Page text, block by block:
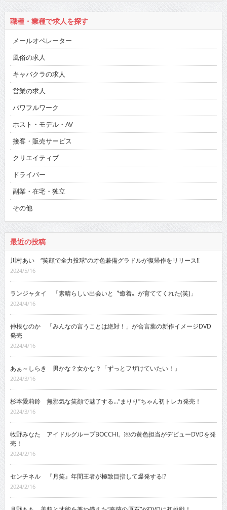
職種・業種で求人を探す
メールオペレーター
風俗の求人
キャバクラの求人
営業の求人
パワフルワーク
ホスト・モデル・AV
接客・販売サービス
クリエイティブ
ドライバー
副業・在宅・独立
その他
最近の投稿
川村あい “笑顔で全力投球”の才色兼備グラドルが復帰作をリリース!!
2024/5/16
ランジャタイ 「素晴らしい出会いと〝癒着〟が育ててくれた(笑)」
2024/4/16
仲根なのか 「みんなの言うことは絶対！」が合言葉の新作イメージDVD
発売
2024/4/16
あぁ～しらき 男かな？女かな？「ずっとフザけていたい！」
2024/3/16
杉本愛莉鈴 無邪気な笑顔で魅了する…“まりり”ちゃん初トレカ発売！
2024/3/16
牧野みなた アイドルグループBOCCHI。￼の黄色担当がデビューDVDを発
売！
2024/2/16
センチネル 『月笑』年間王者が極致目指して爆発する!?
2024/2/16